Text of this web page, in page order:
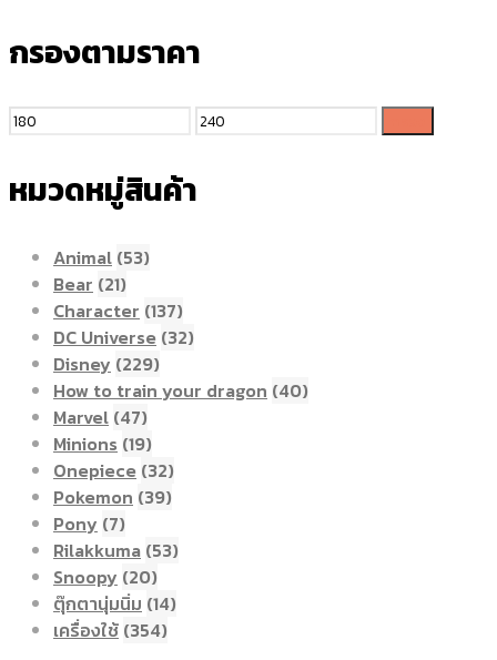
กรองตามราคา
หมวดหมู่สินค้า
Animal (53)
Bear (21)
Character (137)
DC Universe (32)
Disney (229)
How to train your dragon (40)
Marvel (47)
Minions (19)
Onepiece (32)
Pokemon (39)
Pony (7)
Rilakkuma (53)
Snoopy (20)
ตุ๊กตานุ่มนิ่ม (14)
เครื่องใช้ (354)